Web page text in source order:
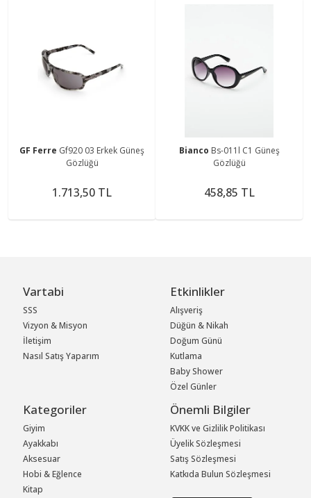
GF Ferre Gf920 03 Erkek Güneş
Gözlüğü
1.713,50 TL
Bianco Bs-011l C1 Güneş
Gözlüğü
458,85 TL
Vartabi
SSS
Vizyon & Misyon
İletişim
Nasıl Satış Yaparım
Etkinlikler
Alışveriş
Düğün & Nikah
Doğum Günü
Kutlama
Baby Shower
Özel Günler
Kategoriler
Giyim
Ayakkabı
Aksesuar
Hobi & Eğlence
Kitap
Önemli Bilgiler
KVKK ve Gizlilik Politikası
Üyelik Sözleşmesi
Satış Sözleşmesi
Katkıda Bulun Sözleşmesi